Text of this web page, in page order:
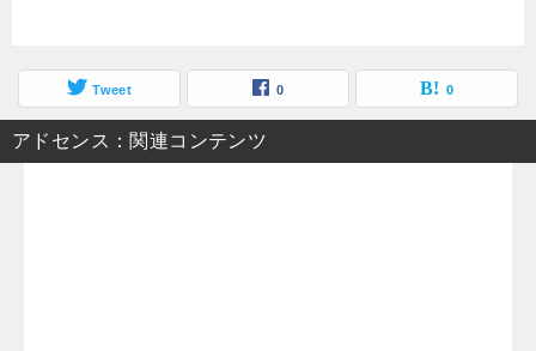
Tweet 0 0
アドセンス：関連コンテンツ